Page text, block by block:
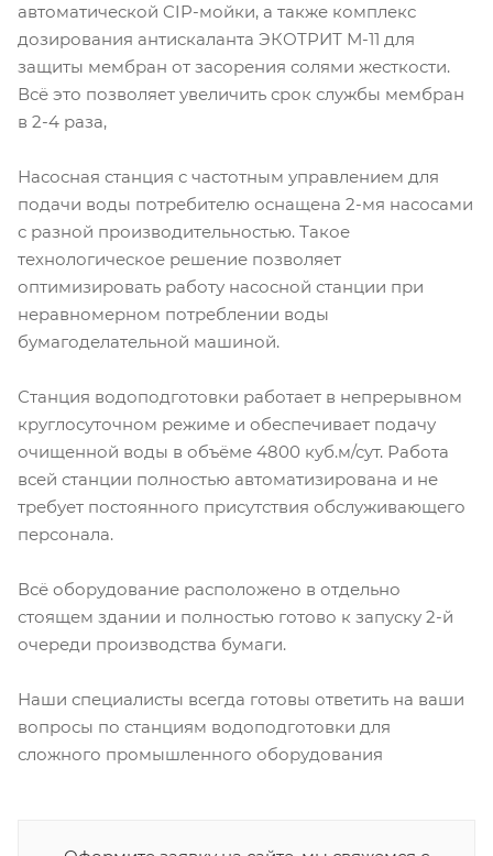
автоматической CIP-мойки, а также комплекс
дозирования антискаланта ЭКОТРИТ М-11 для
защиты мембран от засорения солями жесткости.
Всё это позволяет увеличить срок службы мембран
в 2-4 раза,
Насосная станция с частотным управлением для
подачи воды потребителю оснащена 2-мя насосами
с разной производительностью. Такое
технологическое решение позволяет
оптимизировать работу насосной станции при
неравномерном потреблении воды
бумагоделательной машиной.
Станция водоподготовки работает в непрерывном
круглосуточном режиме и обеспечивает подачу
очищенной воды в объёме 4800 куб.м/сут. Работа
всей станции полностью автоматизирована и не
требует постоянного присутствия обслуживающего
персонала.
Всё оборудование расположено в отдельно
стоящем здании и полностью готово к запуску 2-й
очереди производства бумаги.
Наши специалисты всегда готовы ответить на ваши
вопросы по станциям водоподготовки для
сложного промышленного оборудования